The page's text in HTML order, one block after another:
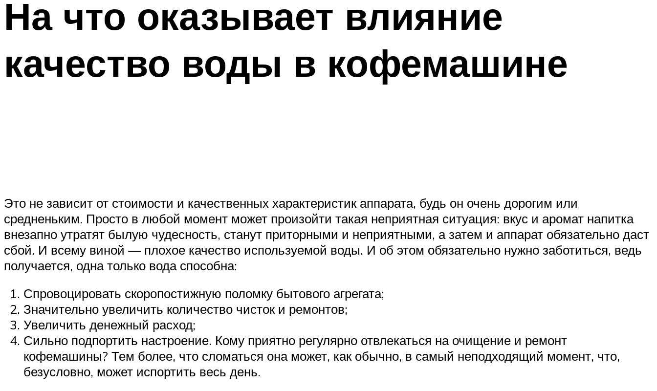
На что оказывает влияние
качество воды в кофемашине
Это не зависит от стоимости и качественных характеристик аппарата, будь он очень дорогим или
средненьким. Просто в любой момент может произойти такая неприятная ситуация: вкус и аромат напитка
внезапно утратят былую чудесность, станут приторными и неприятными, а затем и аппарат обязательно даст
сбой. И всему виной — плохое качество используемой воды. И об этом обязательно нужно заботиться, ведь
получается, одна только вода способна:
Спровоцировать скоропостижную поломку бытового агрегата;
Значительно увеличить количество чисток и ремонтов;
Увеличить денежный расход;
Сильно подпортить настроение. Кому приятно регулярно отвлекаться на очищение и ремонт
кофемашины? Тем более, что сломаться она может, как обычно, в самый неподходящий момент, что,
безусловно, может испортить весь день.